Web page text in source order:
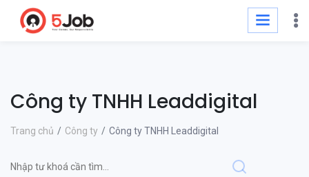
Công ty TNHH Leaddigital
Trang chủ Công ty Công ty TNHH Leaddigital